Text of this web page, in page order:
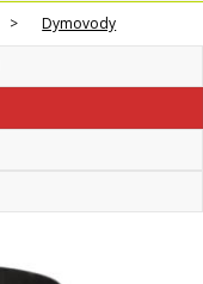
> Dymovody